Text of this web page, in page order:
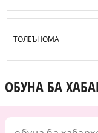
ТОЛЕЪНОМА
ОБУНА БА